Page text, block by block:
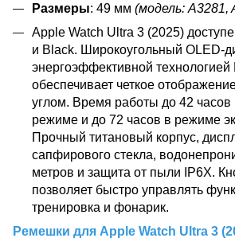
Размеры: 49 мм (модель: A3281,
Apple Watch Ultra 3 (2025)
и Black. Широкоугольный OLED-
энергоэффективной технологией
обеспечивает четкое
углом. Время работы до 42
режиме и до 72 часов в режиме
Прочный титановый корпус,
сапфирового стекла,
метров и защита от пыли IP6X.
позволяет быстро управлять
тренировка и фонарик.
Ремешки для Apple Watch Ultra 3